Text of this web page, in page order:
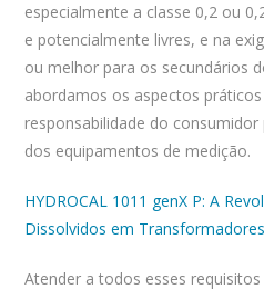
especialmente a classe 0,2 ou
e potencialmente livres, e na
ou melhor para os secundários
abordamos os aspectos
responsabilidade do
dos equipamentos de medição.
HYDROCAL 1011 genX P: A
Dissolvidos em Transformadores
Atender a todos esses